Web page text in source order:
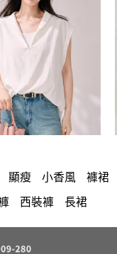
顯瘦 小香風 褲裙
西裝褲 長裙
裝 針織
上身